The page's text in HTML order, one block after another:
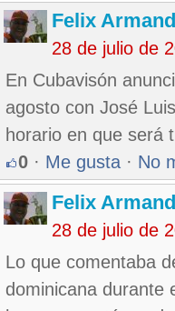
Felix
28 de julio de
En Cubavisón
agosto con José
horario en que será
0 · Me gusta · No
Felix
28 de julio de
Lo que comentaba
dominicana durante